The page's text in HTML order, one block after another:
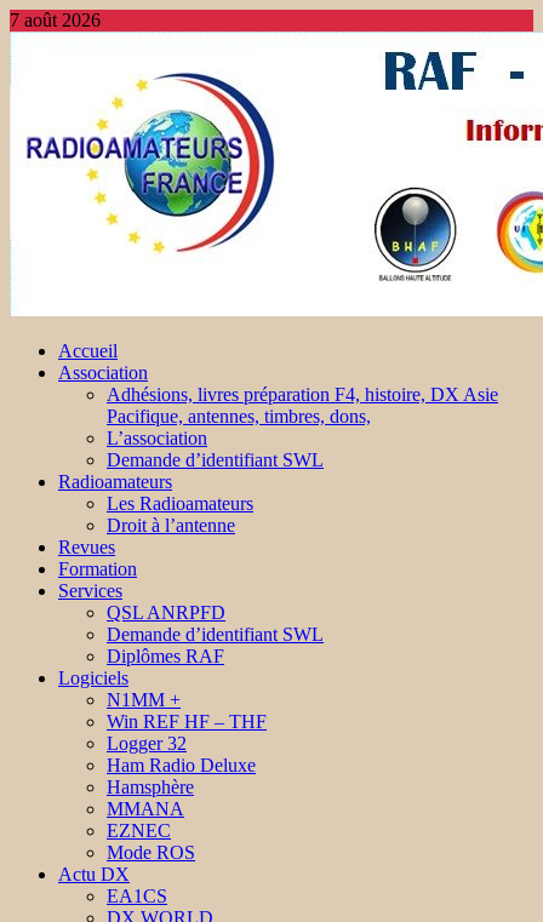
7 août 2026
Accueil
Association
Adhésions, livres préparation F4, histoire, DX Asie
Pacifique, antennes, timbres, dons,
L’association
Demande d’identifiant SWL
Radioamateurs
Les Radioamateurs
Droit à l’antenne
Revues
Formation
Services
QSL ANRPFD
Demande d’identifiant SWL
Diplômes RAF
Logiciels
N1MM +
Win REF HF – THF
Logger 32
Ham Radio Deluxe
Hamsphère
MMANA
EZNEC
Mode ROS
Actu DX
EA1CS
DX WORLD